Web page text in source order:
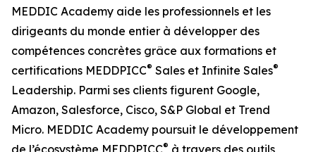
MEDDIC Academy aide les professionnels et les
dirigeants du monde entier à développer des
compétences concrètes grâce aux formations et
certifications MEDDPICC® Sales et Infinite Sales®
Leadership. Parmi ses clients figurent Google,
Amazon, Salesforce, Cisco, S&P Global et Trend
Micro. MEDDIC Academy poursuit le développement
®